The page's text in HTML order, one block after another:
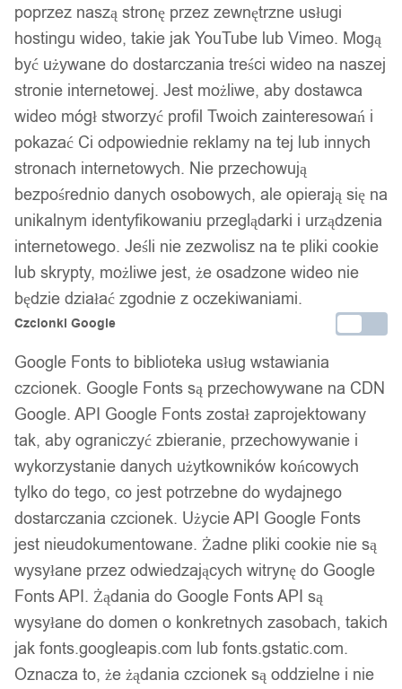
SKARBONKA NA KOD SZYFR
KIESZONKOWA ŻÓŁTA PREZENT
29,99zł
Twój zaufany marketplace oferujący najlepsze produkty
sprawdzonych marek. Bezpieczne zakupy z gwarancją jakości.
Facebook
poprzez naszą stronę przez zewnętrzne usługi
hostingu wideo, takie jak YouTube lub Vimeo. Mogą
być używane do dostarczania treści wideo na naszej
stronie internetowej. Jest możliwe, aby dostawca
wideo mógł stworzyć profil Twoich zainteresowań i
pokazać Ci odpowiednie reklamy na tej lub innych
stronach internetowych. Nie przechowują
bezpośrednio danych osobowych, ale opierają się na
unikalnym identyfikowaniu przeglądarki i urządzenia
internetowego. Jeśli nie zezwolisz na te pliki cookie
lub skrypty, możliwe jest, że osadzone wideo nie
będzie działać zgodnie z oczekiwaniami.
Czcionki Google
Google Fonts to biblioteka usług wstawiania
czcionek. Google Fonts są przechowywane na CDN
Google. API Google Fonts został zaprojektowany
tak, aby ograniczyć zbieranie, przechowywanie i
wykorzystanie danych użytkowników końcowych
tylko do tego, co jest potrzebne do wydajnego
dostarczania czcionek. Użycie API Google Fonts
jest nieudokumentowane. Żadne pliki cookie nie są
wysyłane przez odwiedzających witrynę do Google
Fonts API. Żądania do Google Fonts API są
wysyłane do domen o konkretnych zasobach, takich
jak fonts.googleapis.com lub fonts.gstatic.com.
Oznacza to, że żądania czcionek są oddzielne i nie